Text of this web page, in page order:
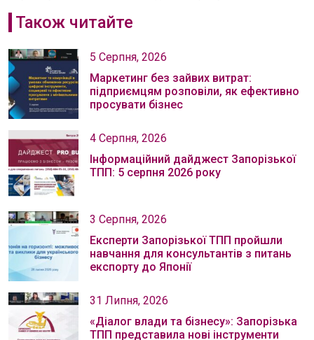
Також читайте
5 Серпня, 2026
Маркетинг без зайвих витрат:
підприємцям розповіли, як ефективно
просувати бізнес
4 Серпня, 2026
Інформаційний дайджест Запорізької
ТПП: 5 серпня 2026 року
3 Серпня, 2026
Експерти Запорізької ТПП пройшли
навчання для консультантів з питань
експорту до Японії
31 Липня, 2026
«Діалог влади та бізнесу»: Запорізька
ТПП представила нові інструменти